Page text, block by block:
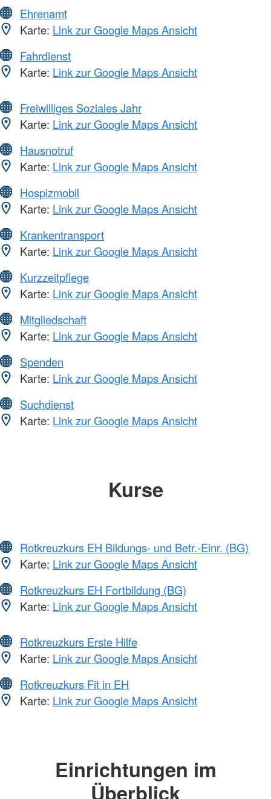
Ehrenamt
Karte: Link zur Google Maps Ansicht
Fahrdienst
Karte: Link zur Google Maps Ansicht
Freiwilliges Soziales Jahr
Karte: Link zur Google Maps Ansicht
Hausnotruf
Karte: Link zur Google Maps Ansicht
Hospizmobil
Karte: Link zur Google Maps Ansicht
Krankentransport
Karte: Link zur Google Maps Ansicht
Kurzzeitpflege
Karte: Link zur Google Maps Ansicht
Mitgliedschaft
Karte: Link zur Google Maps Ansicht
Spenden
Karte: Link zur Google Maps Ansicht
Suchdienst
Karte: Link zur Google Maps Ansicht
Kurse
Rotkreuzkurs EH Bildungs- und Betr.-Einr. (BG)
Karte: Link zur Google Maps Ansicht
Rotkreuzkurs EH Fortbildung (BG)
Karte: Link zur Google Maps Ansicht
Rotkreuzkurs Erste Hilfe
Karte: Link zur Google Maps Ansicht
Rotkreuzkurs Fit in EH
Karte: Link zur Google Maps Ansicht
Einrichtungen im
Überblick